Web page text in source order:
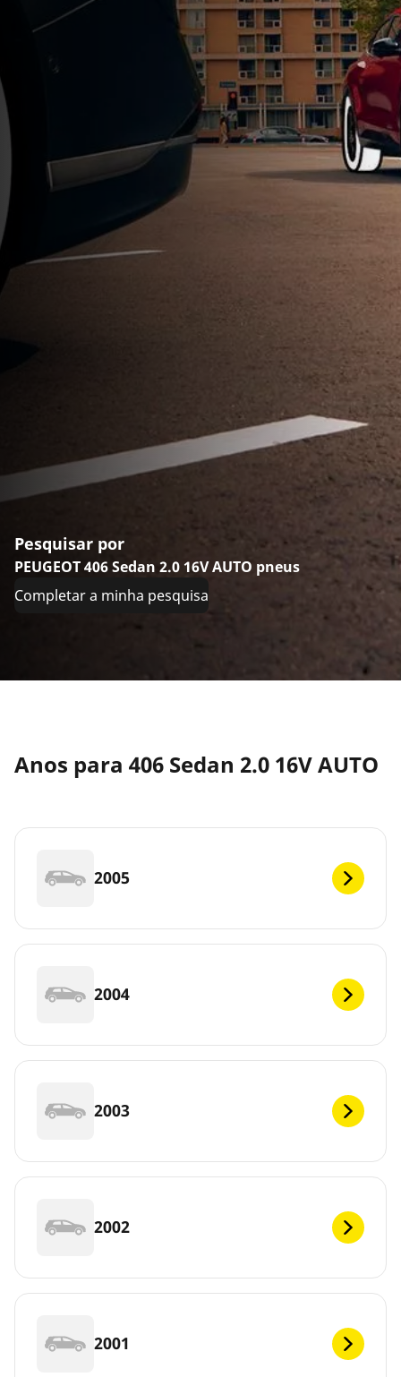
Pesquisar por
PEUGEOT 406 Sedan 2.0 16V AUTO pneus
Completar a minha pesquisa
Anos para 406 Sedan 2.0 16V AUTO
2005
2004
2003
2002
2001